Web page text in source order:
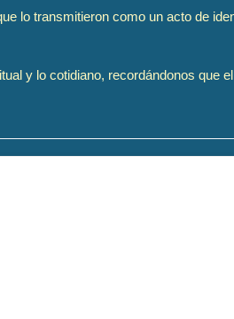
lo transmitieron como un acto de
y lo cotidiano, recordándonos que